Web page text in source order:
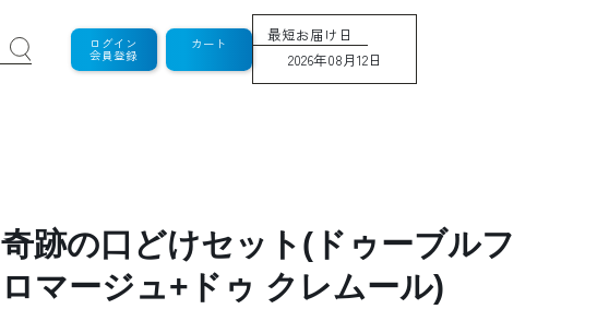
ログイン
会員登録
カート
最短お届け日
2026年08月12日
奇跡の口どけセット(ドゥーブルフ
ロマージュ+ドゥ クレムール)